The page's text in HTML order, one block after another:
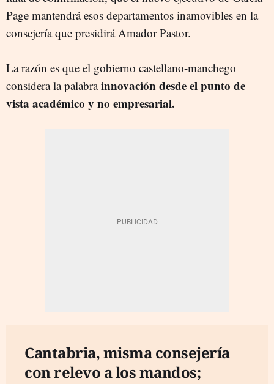
Page mantendrá esos departamentos inamovibles en la
consejería que presidirá Amador Pastor.
La razón es que el gobierno castellano-manchego
considera la palabrainnovación desde el punto de
vista académico y no empresarial.
Cantabria, misma consejería
con relevo a los mandos;